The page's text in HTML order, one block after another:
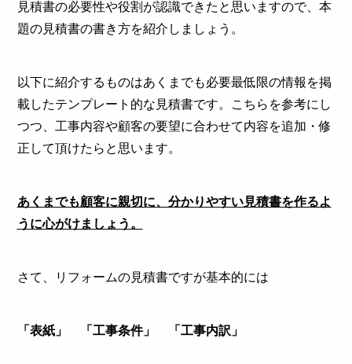
見積書の必要性や役割が認識できたと思いますので、本
題の見積書の書き方を紹介しましょう。
以下に紹介するものはあくまでも必要最低限の情報を掲
載したテンプレート的な見積書です。こちらを参考にし
つつ、工事内容や顧客の要望に合わせて内容を追加・修
正して頂けたらと思います。
あくまでも顧客に親切に、分かりやすい見積書を作るよ
うに心がけましょう。
さて、リフォームの見積書ですが基本的には
「表紙」 「工事条件」 「工事内訳」